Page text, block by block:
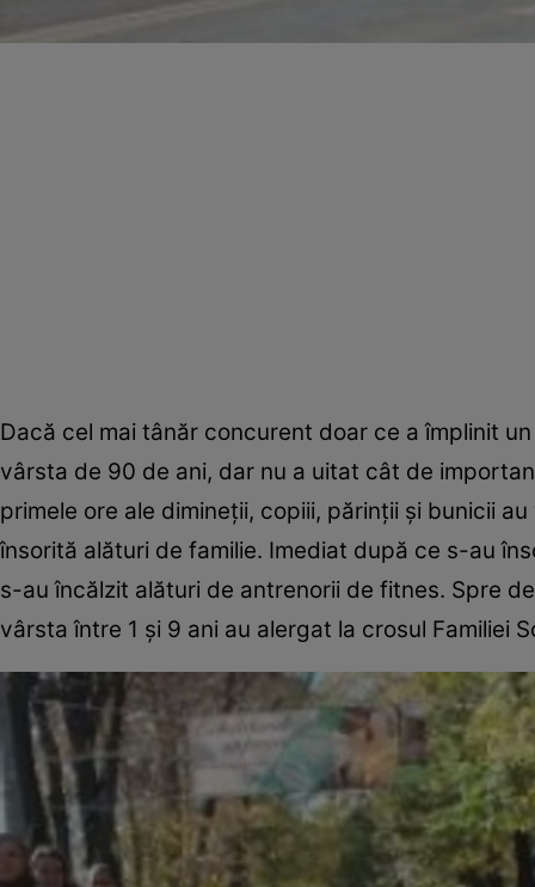
Dacă cel mai tânăr concurent doar ce a împlinit
vârsta de 90 de ani, dar nu a uitat cât de
primele ore ale dimineţii, copiii, părinţii şi bunicii
însorită alături de familie. Imediat după ce s-au
s-au încălzit alături de antrenorii de fitnes. Spre
vârsta între 1 şi 9 ani au alergat la crosul Familiei